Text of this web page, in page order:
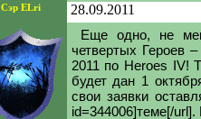
Сэр ELri
28.09.2011
Еще одно, не
четвертых Героев
2011 по Heroes IV!
будет дан 1
свои заявки
id=344006]теме[/